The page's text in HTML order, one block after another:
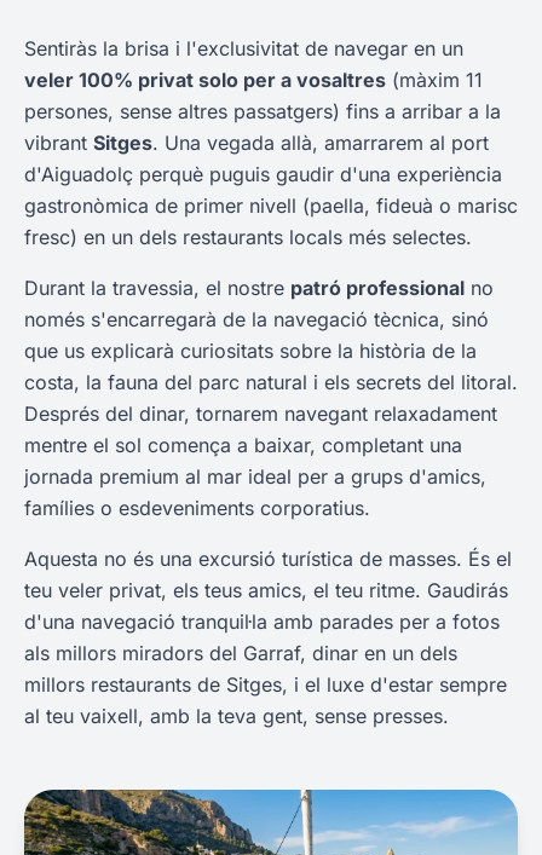
Sentiràs la brisa i l'exclusivitat de navegar en un
veler 100% privat solo per a vosaltres (màxim 11
persones, sense altres passatgers) fins a arribar a la
vibrant Sitges. Una vegada allà, amarrarem al port
d'Aiguadolç perquè puguis gaudir d'una experiència
gastronòmica de primer nivell (paella, fideuà o marisc
fresc) en un dels restaurants locals més selectes.
Durant la travessia, el nostre patró professional no
només s'encarregarà de la navegació tècnica, sinó
que us explicarà curiositats sobre la història de la
costa, la fauna del parc natural i els secrets del litoral.
Després del dinar, tornarem navegant relaxadament
mentre el sol comença a baixar, completant una
jornada premium al mar ideal per a grups d'amics,
famílies o esdeveniments corporatius.
Aquesta no és una excursió turística de masses. És el
teu veler privat, els teus amics, el teu ritme. Gaudirás
d'una navegació tranquil·la amb parades per a fotos
als millors miradors del Garraf, dinar en un dels
millors restaurants de Sitges, i el luxe d'estar sempre
al teu vaixell, amb la teva gent, sense presses.